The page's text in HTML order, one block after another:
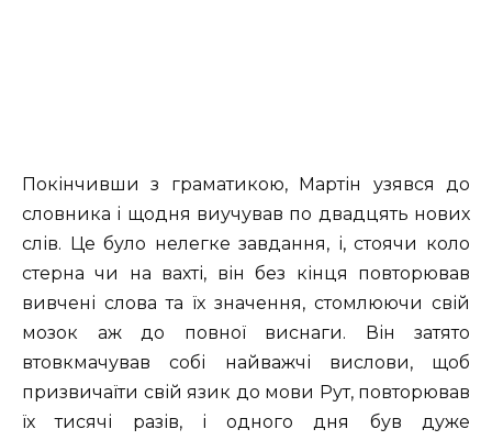
Покінчивши з граматикою, Мартін узявся до
словника і щодня виучував по двадцять нових
слів. Це було нелегке завдання, і, стоячи коло
стерна чи на вахті, він без кінця повторював
вивчені слова та їх значення, стомлюючи свій
мозок аж до повної виснаги. Він затято
втовкмачував собі найважчі вислови, щоб
призвичаїти свій язик до мови Рут, повторював
їх тисячі разів, і одного дня був дуже